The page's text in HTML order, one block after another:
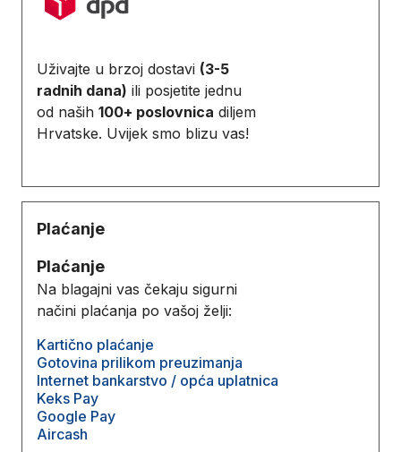
Uživajte u brzoj dostavi (3-5
radnih dana) ili posjetite jednu
od naših 100+ poslovnica diljem
Hrvatske. Uvijek smo blizu vas!
Plaćanje
Plaćanje
Na blagajni vas čekaju sigurni
načini plaćanja po vašoj želji:
Kartično plaćanje
Gotovina prilikom preuzimanja
Internet bankarstvo / opća uplatnica
Keks Pay
Google Pay
Aircash